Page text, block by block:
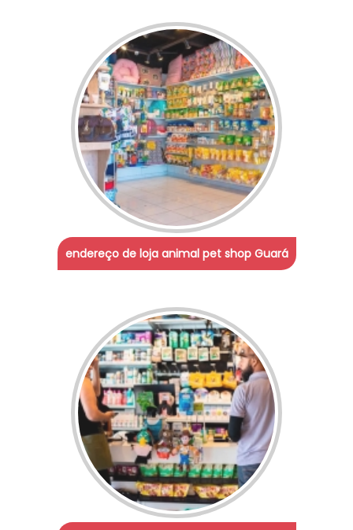
endereço de loja animal pet shop Guará